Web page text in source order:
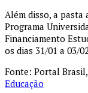
Além disso, a pasta
Programa
Financiamento
os dias 31/01 a 03/
Fonte: Portal
Educação